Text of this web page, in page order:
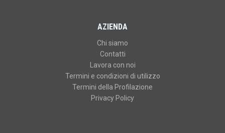
AZIENDA
Chi siamo
Contatti
Lavora con noi
Termini e condizioni di utilizzo
Termini della Profilazione
Privacy Policy